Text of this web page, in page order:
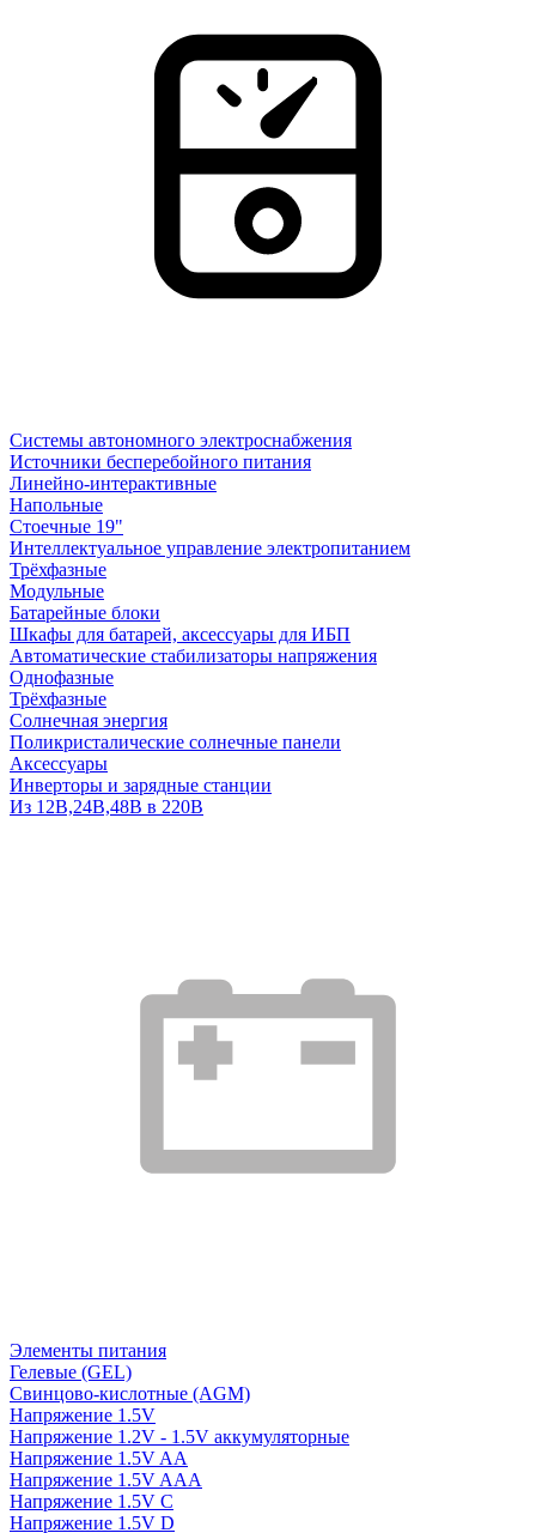
Системы автономного электроснабжения
Источники бесперебойного питания
Линейно-интерактивные
Напольные
Стоечные 19"
Интеллектуальное управление электропитанием
Трёхфазные
Модульные
Батарейные блоки
Шкафы для батарей, аксессуары для ИБП
Автоматические стабилизаторы напряжения
Однофазные
Трёхфазные
Солнечная энергия
Поликристалические солнечные панели
Аксессуары
Инверторы и зарядные станции
Из 12В,24В,48В в 220В
Элементы питания
Гелевые (GEL)
Свинцово-кислотные (AGM)
Напряжение 1.5V
Напряжение 1.2V - 1.5V аккумуляторные
Напряжение 1.5V AA
Напряжение 1.5V AAA
Напряжение 1.5V C
Напряжение 1.5V D